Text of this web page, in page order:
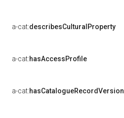
a-cat:describesCulturalProperty
a-cat:hasAccessProfile
a-cat:hasCatalogueRecordVersion